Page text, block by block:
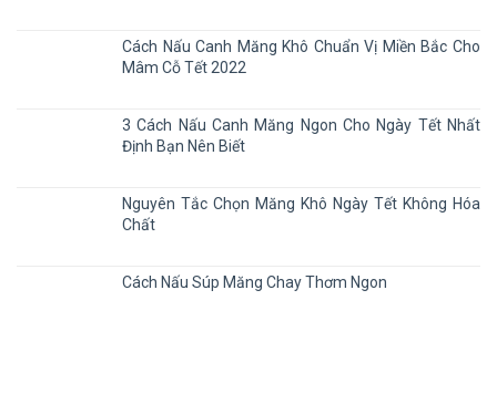
Cách Nấu Canh Măng Khô Chuẩn Vị Miền Bắc Cho
Mâm Cỗ Tết 2022
3 Cách Nấu Canh Măng Ngon Cho Ngày Tết Nhất
Định Bạn Nên Biết
Nguyên Tắc Chọn Măng Khô Ngày Tết Không Hóa
Chất
Cách Nấu Súp Măng Chay Thơm Ngon